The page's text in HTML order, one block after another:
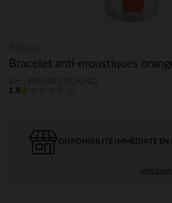
Bracelet anti-moustiques
1.0
DISPONIBILITÉ IMMÉDIATE EN